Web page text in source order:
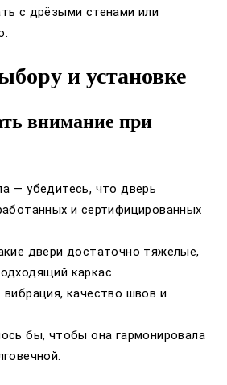
с дрёзыми стенами или
и установке
внимание при
— убедитесь, что дверь
и сертифицированных
двери достаточно тяжелые,
каркас.
качество швов и
бы, чтобы она гармонировала